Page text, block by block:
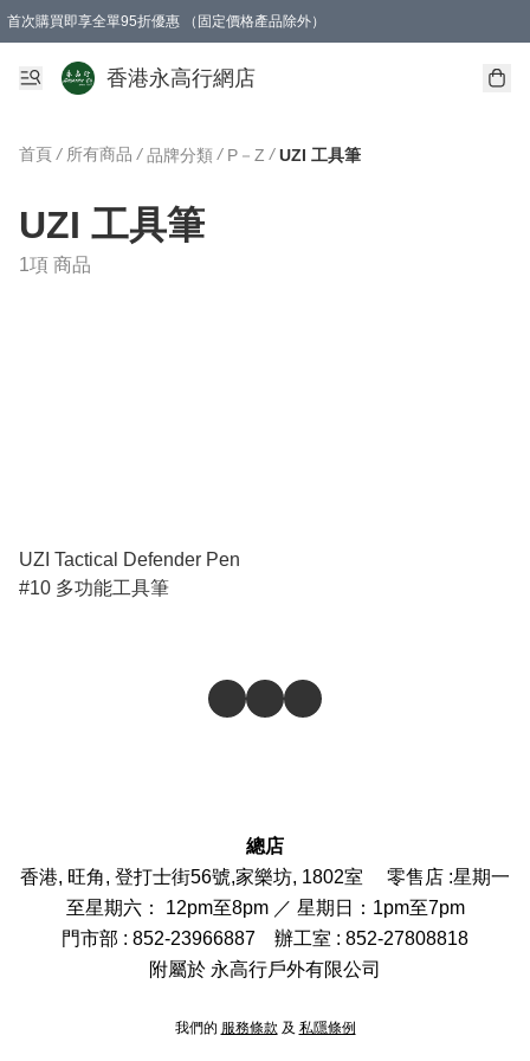
首次購買即享全單95折優惠 （固定價格產品除外）
澳門地區購物滿$800免運費
香港地區購物滿$600免運費
購買滿HK$1000即可免費獲得一個GEARLEX Small Ear Carabiner 2.0 扣環（贈品
香港永高行網店
首頁 / 所有商品 / 品牌分類 / P－Z / UZI 工具筆
UZI 工具筆
1項 商品
UZI Tactical Defender Pen
#10 多功能工具筆
總店
香港, 旺角, 登打士街56號,家樂坊, 1802室 零售店 :星期一
至星期六： 12pm至8pm ／ 星期日：1pm至7pm
門市部 : 852-23966887 辦工室 : 852-27808818
附屬於 永高行戶外有限公司
我們的 服務條款 及 私隱條例